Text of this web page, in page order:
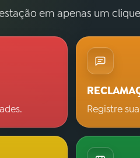
em apenas um
Registre